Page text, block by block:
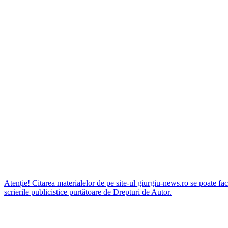
Atenție! Citarea materialelor de pe site-ul giurgiu-news.ro se poate
scrierile publicistice purtătoare de Drepturi de Autor.